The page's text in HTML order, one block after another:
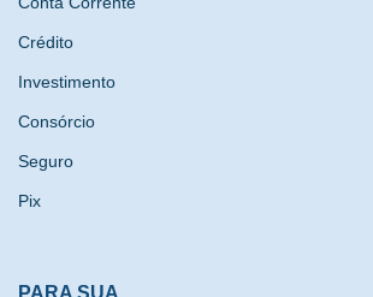
Crédito
Investimento
Consórcio
Seguro
Pix